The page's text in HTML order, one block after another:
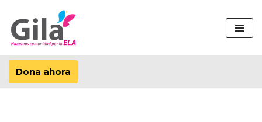
Saltar
al
contenido
Dona ahora